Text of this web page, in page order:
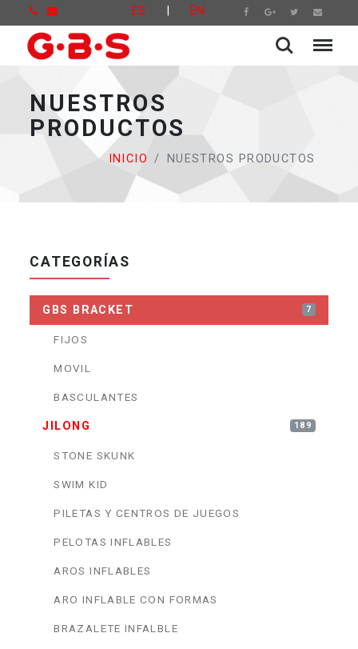
ES EN
NUESTROS
PRODUCTOS
INICIO NUESTROS PRODUCTOS
CATEGORÍAS
GBS BRACKET 7
FIJOS
MOVIL
BASCULANTES
JILONG 189
STONE SKUNK
SWIM KID
PILETAS Y CENTROS DE JUEGOS
PELOTAS INFLABLES
AROS INFLABLES
ARO INFLABLE CON FORMAS
BRAZALETE INFALBLE